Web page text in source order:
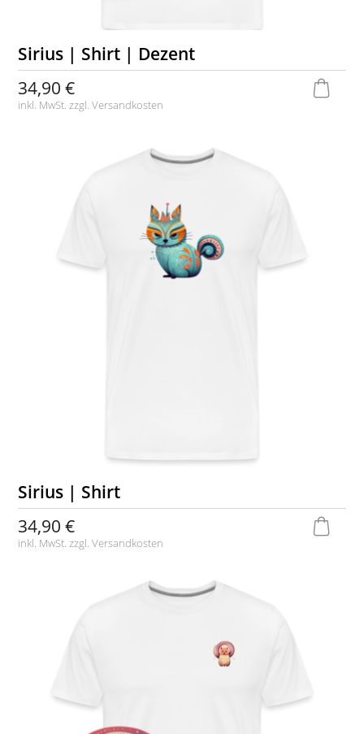
Sirius | Shirt | Dezent
34,90 €
inkl. MwSt. zzgl.Versandkosten
Sirius | Shirt
34,90 €
inkl. MwSt. zzgl.Versandkosten